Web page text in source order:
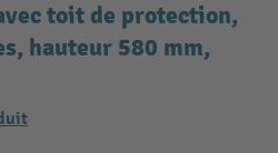
toit de protection,
hauteur 580 mm,